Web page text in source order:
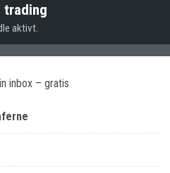
trading
aktivt.
inbox – gratis